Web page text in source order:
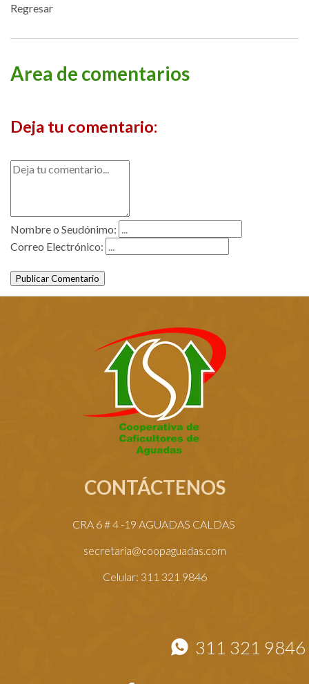
Regresar
Area de comentarios
Deja tu comentario:
Nombre o Seudónimo:
Correo Electrónico:
Publicar Comentario
CONTÁCTENOS
CRA 6 # 4 -19 AGUADAS CALDAS
secretaria@coopaguadas.com
Celular: 311 321 9846
311 321 9846